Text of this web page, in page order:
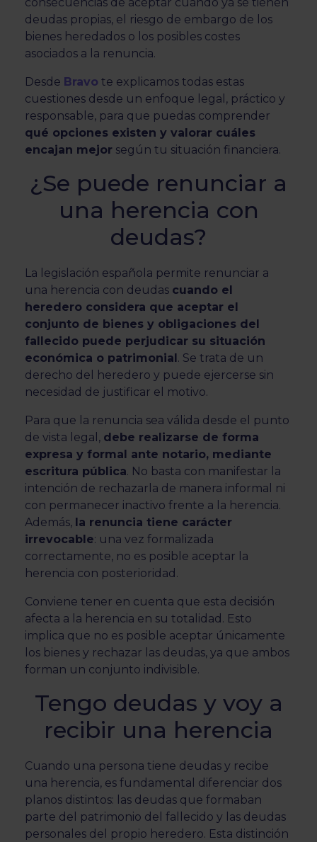
consecuencias de aceptar cuando ya se tienen
deudas propias, el riesgo de embargo de los
bienes heredados o los posibles costes
asociados a la renuncia.
Desde Bravo te explicamos todas estas
cuestiones desde un enfoque legal, práctico y
responsable, para que puedas comprender
qué opciones existen y valorar cuáles
encajan mejor según tu situación financiera.
¿Se puede renunciar a
una herencia con
deudas?
La legislación española permite renunciar a
una herencia con deudas cuando el
heredero considera que aceptar el
conjunto de bienes y obligaciones del
fallecido puede perjudicar su situación
económica o patrimonial . Se trata de un
derecho del heredero y puede ejercerse sin
necesidad de justificar el motivo.
Para que la renuncia sea válida desde el punto
de vista legal, debe realizarse de forma
expresa y formal ante notario, mediante
escritura pública. No basta con manifestar la
intención de rechazarla de manera informal ni
con permanecer inactivo frente a la herencia.
Además, la renuncia tiene carácter
irrevocable: una vez formalizada
correctamente, no es posible aceptar la
herencia con posterioridad.
Conviene tener en cuenta que esta decisión
afecta a la herencia en su totalidad. Esto
implica que no es posible aceptar únicamente
los bienes y rechazar las deudas, ya que ambos
forman un conjunto indivisible.
Tengo deudas y voy a
recibir una herencia
Cuando una persona tiene deudas y recibe
una herencia, es fundamental diferenciar dos
planos distintos: las deudas que formaban
parte del patrimonio del fallecido y las deudas
personales del propio heredero. Esta distinción